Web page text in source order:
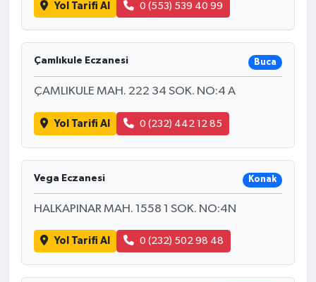
Yol Tarifi Al 0 (553) 539 40 99
Çamlıkule Eczanesi Buca
ÇAMLIKULE MAH. 222 34 SOK. NO:4 A
Yol Tarifi Al 0 (232) 442 12 85
Vega Eczanesi Konak
HALKAPINAR MAH. 1558 1 SOK. NO:4N
Yol Tarifi Al 0 (232) 502 98 48